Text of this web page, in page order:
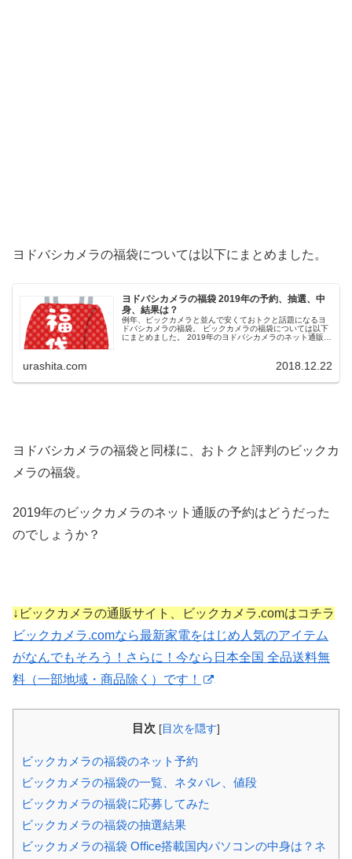
ヨドバシカメラの福袋については以下にまとめました。
ヨドバシカメラの福袋 2019年の予約、抽選、中
身、結果は？
例年、ビックカメラと並んで安くておトクと話題になるヨ
ドバシカメラの福袋。 ビックカメラの福袋については以下
にまとめました。 2019年のヨドバシカメラのネット通販の
urashita.com 2018.12.22
ヨドバシカメラの福袋と同様に、おトクと評判のビックカ
メラの福袋。
2019年のビックカメラのネット通販の予約はどうだった
のでしょうか？
↓ビックカメラの通販サイト、ビックカメラ.comはコチラ
ビックカメラ.comなら最新家電をはじめ人気のアイテム
がなんでもそろう！さらに！今なら日本全国 全品送料無
料（一部地域・商品除く）です！
目次 [目次を隠す]
ビックカメラの福袋のネット予約
ビックカメラの福袋の一覧、ネタバレ、値段
ビックカメラの福袋に応募してみた
ビックカメラの福袋の抽選結果
ビックカメラの福袋 Office搭載国内パソコンの中身は？ネ